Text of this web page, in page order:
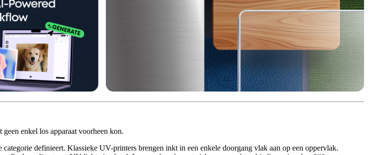
enkel los apparaat voorheen kon.
definieert. Klassieke UV-printers brengen inkt in een enkele doorgang vlak aan op een oppervlak.